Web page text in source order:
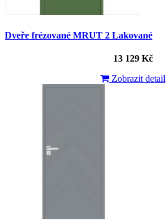
Dveře frézované MRUT 2 Lakované
13 129 Kč
Zobrazit detail